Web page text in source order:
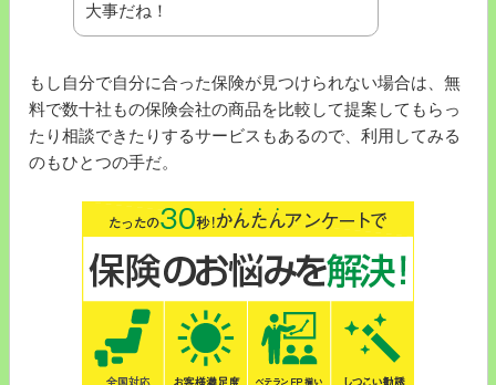
大事だね！
もし自分で自分に合った保険が見つけられない場合は、無
料で数十社もの保険会社の商品を比較して提案してもらっ
たり相談できたりするサービスもあるので、利用してみる
のもひとつの手だ。